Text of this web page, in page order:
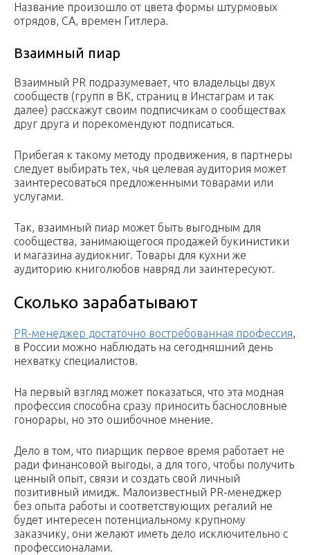
Название произошло от цвета формы штурмовых
отрядов, СА, времен Гитлера.
Взаимный пиар
Взаимный PR подразумевает, что владельцы двух
сообществ (групп в ВК, страниц в Инстаграм и так
далее) расскажут своим подписчикам о сообществах
друг друга и порекомендуют подписаться.
Прибегая к такому методу продвижения, в партнеры
следует выбирать тех, чья целевая аудитория может
заинтересоваться предложенными товарами или
услугами.
Так, взаимный пиар может быть выгодным для
сообщества, занимающегося продажей букинистики
и магазина аудиокниг. Товары для кухни же
аудиторию книголюбов навряд ли заинтересуют.
Сколько зарабатывают
PR-менеджер достаточно востребованная профессия,
в России можно наблюдать на сегодняшний день
нехватку специалистов.
На первый взгляд может показаться, что эта модная
профессия способна сразу приносить баснословные
гонорары, но это ошибочное мнение.
Дело в том, что пиарщик первое время работает не
ради финансовой выгоды, а для того, чтобы получить
ценный опыт, связи и создать свой личный
позитивный имидж. Малоизвестный PR-менеджер
без опыта работы и соответствующих регалий не
будет интересен потенциальному крупному
заказчику, они желают иметь дело исключительно с
профессионалами.